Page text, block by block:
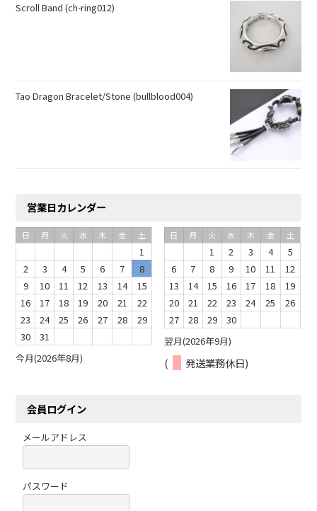
Scroll Band (ch-ring012)
Tao Dragon Bracelet/Stone (bullblood004)
営業日カレンダー
今月(2026年8月)
日 月 火 水 木 金 土
1
2
3 4 5 6 7
8
9
10 11 12 13 14
15
16
17 18 19 20 21
22
23
24 25 26 27 28
29
30
31 翌月(2026年9月)
日 月 火 水 木 金 土
1 2 3 4
5
6
7 8 9 10 11
12
13
14 15 16 17 18
19
20
21 22 23 24 25
26
27
28 29 30
( 発送業務休日)
会員ログイン
メールアドレス
パスワード